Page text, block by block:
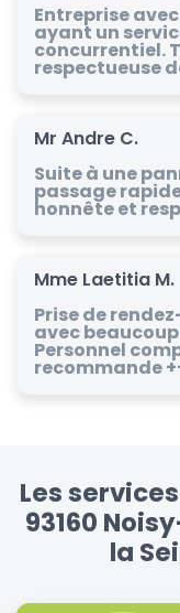
Entreprise
ayant un
concurrentiel.
respectueuse
Mr Andre C.
Suite à une
passage
honnête et
Mme Laetitia M.
Prise de
avec
Personnel
recommande
Les
93160
la